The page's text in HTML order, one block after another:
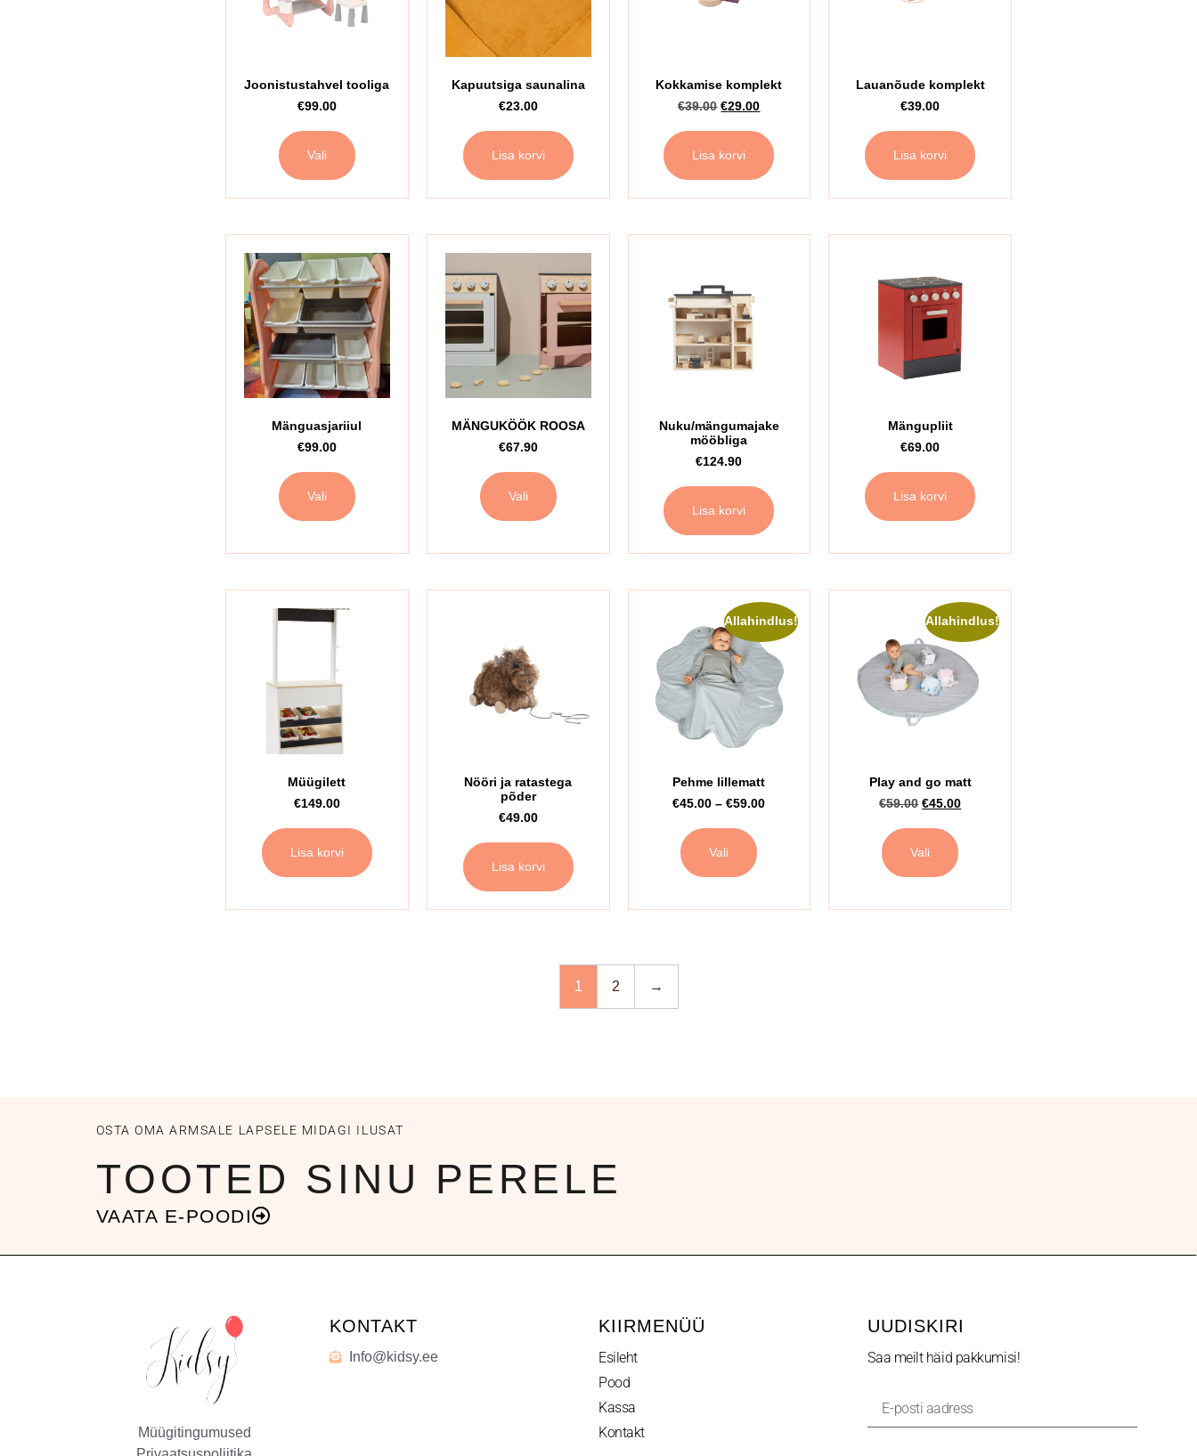
Joonistustahvel tooliga
€99.00
Vali
Kapuutsiga saunalina
€23.00
Lisa korvi
Kokkamise komplekt
€39.00 €29.00
Lisa korvi
Lauanõude komplekt
€39.00
Lisa korvi
Mänguasjariiul
€99.00
Vali
MÄNGUKÖÖK ROOSA
€67.90
Vali
Nuku/mängumajake
mööbliga
€124.90
Lisa korvi
Mängupliit
€69.00
Lisa korvi
Müügilett
€149.00
Lisa korvi
Nööri ja ratastega
põder
€49.00
Lisa korvi
Allahindlus!
Pehme lillematt
€45.00 – €59.00
Vali
Allahindlus!
Play and go matt
€59.00 €45.00
Vali
1 2 →
OSTA OMA ARMSALE LAPSELE MIDAGI ILUSAT
TOOTED SINU PERELE
VAATA E-POODI
Müügitingumused
KONTAKT
Info@kidsy.ee
KIIRMENÜÜ
Esileht
Pood
Kassa
Kontakt
UUDISKIRI
Saa meilt häid pakkumisi!